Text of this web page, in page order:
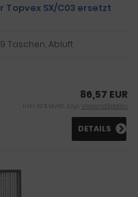
Topvex SX/C03 ersetzt
9 Taschen, Abluft
86,57 EUR
inkl. 19 % MwSt. zzgl. Versandkosten
DETAILS